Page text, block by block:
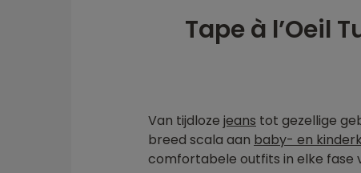
Tape à l’Oeil
Van tijdloze jeans tot gezellige
breed scala aan baby- en
comfortabele outfits in elke fase